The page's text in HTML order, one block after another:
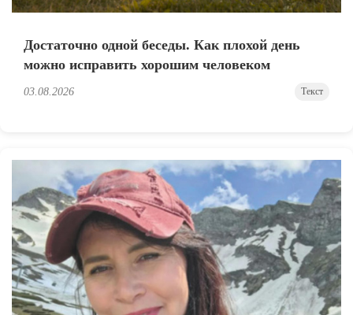
Достаточно одной беседы. Как плохой день
можно исправить хорошим человеком
03.08.2026 Текст